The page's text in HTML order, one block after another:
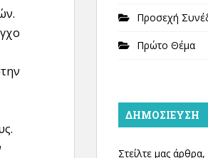
Προσεχή
Πρώτο Θέμα
ΔΗΜΟΣΊΕΥΣΗ
Στείλτε μας